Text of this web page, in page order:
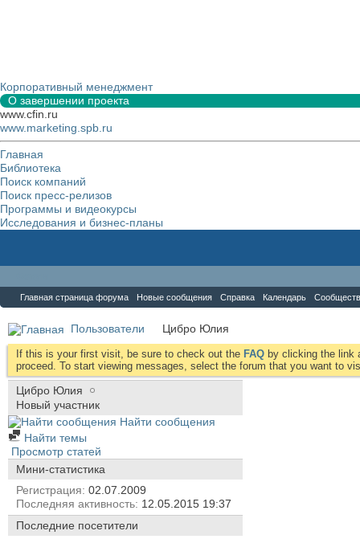
Корпоративный менеджмент
О завершении проекта
www.cfin.ru
www.marketing.spb.ru
Главная
Библиотека
Поиск компаний
Поиск пресс-релизов
Программы и видеокурсы
Исследования и бизнес-планы
Главная страница форума Новые сообщения Справка Календарь
Пользователи Цибро Юлия
If this is your first visit, be sure to check out the FAQ by clicking the link
proceed. To start viewing messages, select the forum that you want to
Цибро Юлия
Новый участник
Найти сообщения
Найти темы
Просмотр статей
Мини-статистика
Регистрация 02.07.2009
Последняя активность 12.05.2015 19:37
Последние посетители